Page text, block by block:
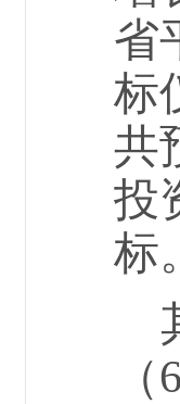
省
标
共
投
标。